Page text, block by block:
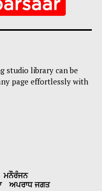
studio library can be
page effortlessly with
ਮਨੌਰੰਜਨ
ਅਪਰਾਧ ਜਗਤ